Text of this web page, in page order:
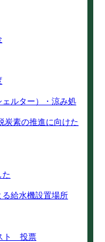
ルター）・涼み処
炭素の推進に向けた
た
給水機設置場所
ト 投票